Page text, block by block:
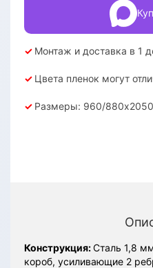
✓ Монтаж и доставка в 1
✓ Цвета пленок могут
✓ Размеры: 960/
Конструкция:Сталь 1,8
короб, усиливающие 2